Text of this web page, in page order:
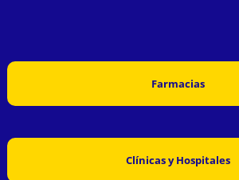
Farmacias
Clínicas y Hospitales